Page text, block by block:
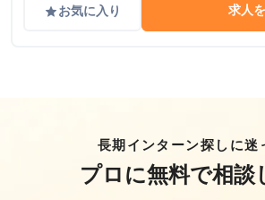
gradeお気に入り 求人
長期インターン探しに迷
プロに無料で相談